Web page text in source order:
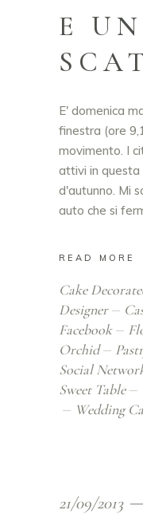
E
E' domenica
finestra (ore
movimento. I
attivi in questa
d'autunno. Mi
auto che si
READ MORE
Cake
Designer
Facebook
Orchid
Social
Sweet Table
Wedding
21/09/2013